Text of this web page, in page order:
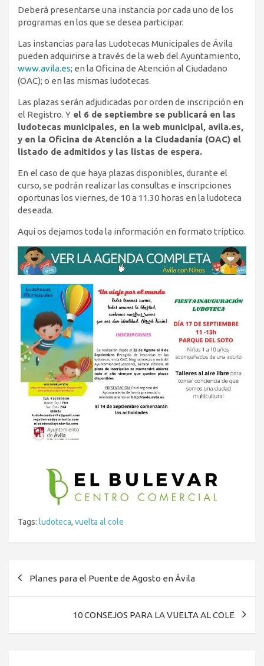
Deberá presentarse una instancia por cada uno de los
programas en los que se desea participar.
Las instancias para las Ludotecas Municipales de Ávila
pueden adquirirse a través de la web del Ayuntamiento,
www.avila.es; en la Oficina de Atención al Ciudadano
(OAC); o en las mismas ludotecas.
Las plazas serán adjudicadas por orden de inscripción en
el Registro. Y el 6 de septiembre se publicará en las
ludotecas municipales, en la web municipal, avila.es,
y en la Oficina de Atención a la Ciudadanía (OAC) el
listado de admitidos y las listas de espera.
En el caso de que haya plazas disponibles, durante el
curso, se podrán realizar las consultas e inscripciones
oportunas los viernes, de 10 a 11.30 horas en la ludoteca
deseada.
Aquí os dejamos toda la información en formato tríptico.
Tags: ludoteca, vuelta al cole
Planes para el Puente de Agosto en Ávila
10 CONSEJOS PARA LA VUELTA AL COLE